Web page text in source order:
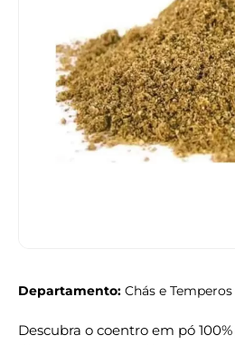
Departamento: Chás e Temperos
Descubra o coentro em pó